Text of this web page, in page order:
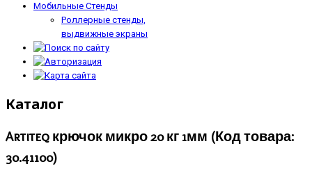
Мобильные Стенды
Роллерные стенды,
выдвижные экраны
Каталог
Artiteq крючок микро 20 кг 1мм (Код товара:
30.41100)